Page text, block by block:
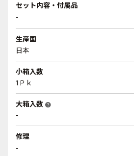
セット内容・付属品
-
生産国
日本
小箱入数
1Ｐｋ
大箱入数 help
-
修理
-